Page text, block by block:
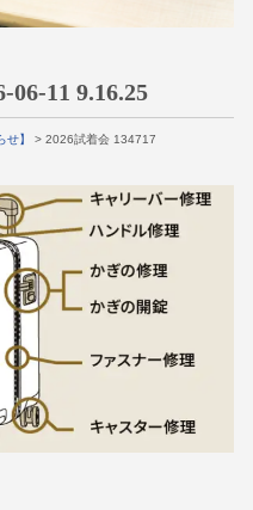
06-11 9.16.25
せ】 > 2026試着会 134717